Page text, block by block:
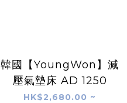
韓國【YoungWon】減
壓氣墊床 AD 1250
HK$2,680.00 ~